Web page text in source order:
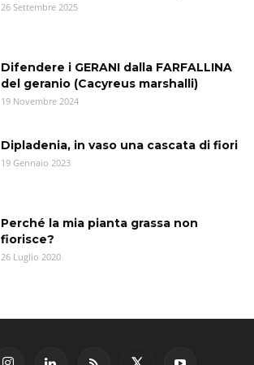
26 Settembre 2025
Difendere i GERANI dalla FARFALLINA
del geranio (Cacyreus marshalli)
19 Novembre 2024
Dipladenia, in vaso una cascata di fiori
19 Gennaio 2023
Perché la mia pianta grassa non
fiorisce?
26 Luglio 2020